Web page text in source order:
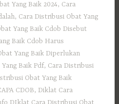
Yang Baik 2024, Cara
, Cara Distribusi Obat Yang
Yang Baik Cdob Disebut
Baik Cdob Harus
Yang Baik Diperlukan
Baik Pdf, Cara Distribusi
Obat Yang Baik
CDOB,Diklat Cara